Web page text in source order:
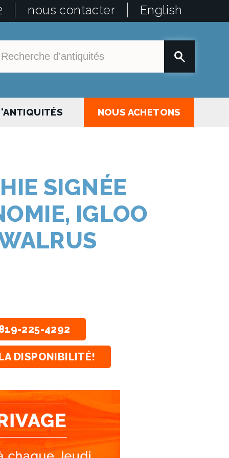
nous contacter English
NOUS ACHETONS
SIGNÉE
IGLOO
225-4292
DISPONIBILITÉ!